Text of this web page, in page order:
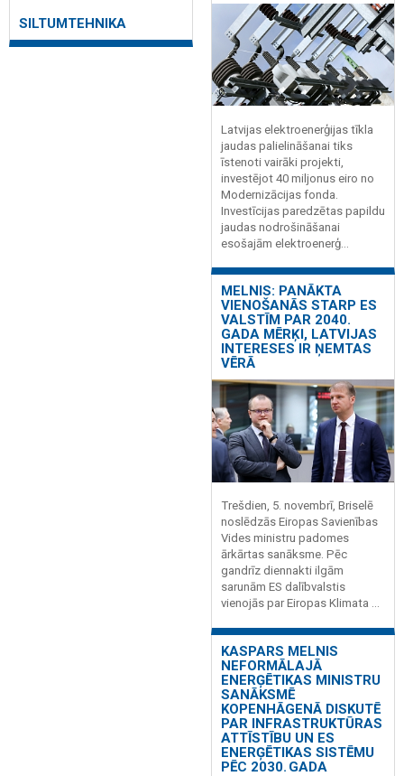
SILTUMTEHNIKA
Latvijas elektroenerģijas tīkla
jaudas palielināšanai tiks
īstenoti vairāki projekti,
investējot 40 miljonus eiro no
Modernizācijas fonda.
Investīcijas paredzētas papildu
jaudas nodrošināšanai
esošajām elektroenerģ...
MELNIS: PANĀKTA
VIENOŠANĀS STARP ES
VALSTĪM PAR 2040.
GADA MĒRĶI, LATVIJAS
INTERESES IR ŅEMTAS
VĒRĀ
Trešdien, 5. novembrī, Briselē
noslēdzās Eiropas Savienības
Vides ministru padomes
ārkārtas sanāksme. Pēc
gandrīz diennakti ilgām
sarunām ES dalībvalstis
vienojās par Eiropas Klimata ...
KASPARS MELNIS
NEFORMĀLAJĀ
ENERĢĒTIKAS MINISTRU
SANĀKSMĒ
KOPENHĀGENĀ DISKUTĒ
PAR INFRASTRUKTŪRAS
ATTĪSTĪBU UN ES
ENERĢĒTIKAS SISTĒMU
PĒC 2030. GADA